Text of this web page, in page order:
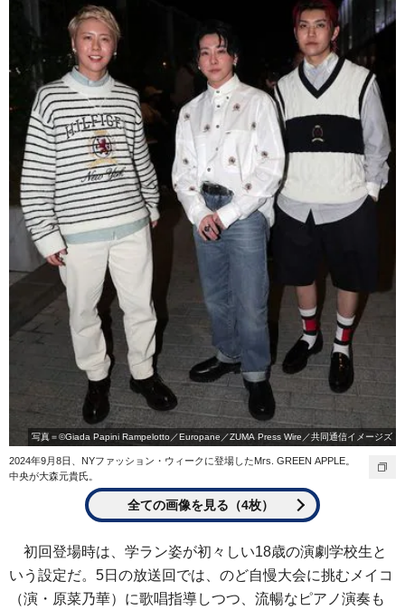
写真＝©Giada Papini Rampelotto／Europane／ZUMA Press Wire／共同通信イメージズ
2024年9月8日、NYファッション・ウィークに登場したMrs. GREEN APPLE。
中央が大森元貴氏。
全ての画像を見る（4枚）
初回登場時は、学ラン姿が初々しい18歳の演劇学校生と
いう設定だ。5日の放送回では、のど自慢大会に挑むメイコ
（演・原菜乃華）に歌唱指導しつつ、流暢なピアノ演奏も